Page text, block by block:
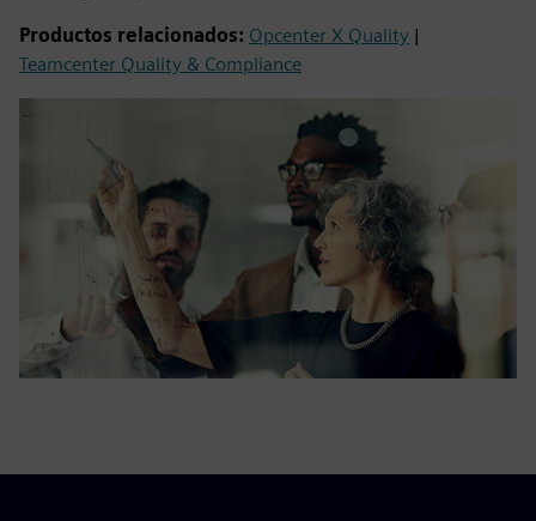
Productos relacionados: Opcenter X Quality |
Teamcenter Quality & Compliance